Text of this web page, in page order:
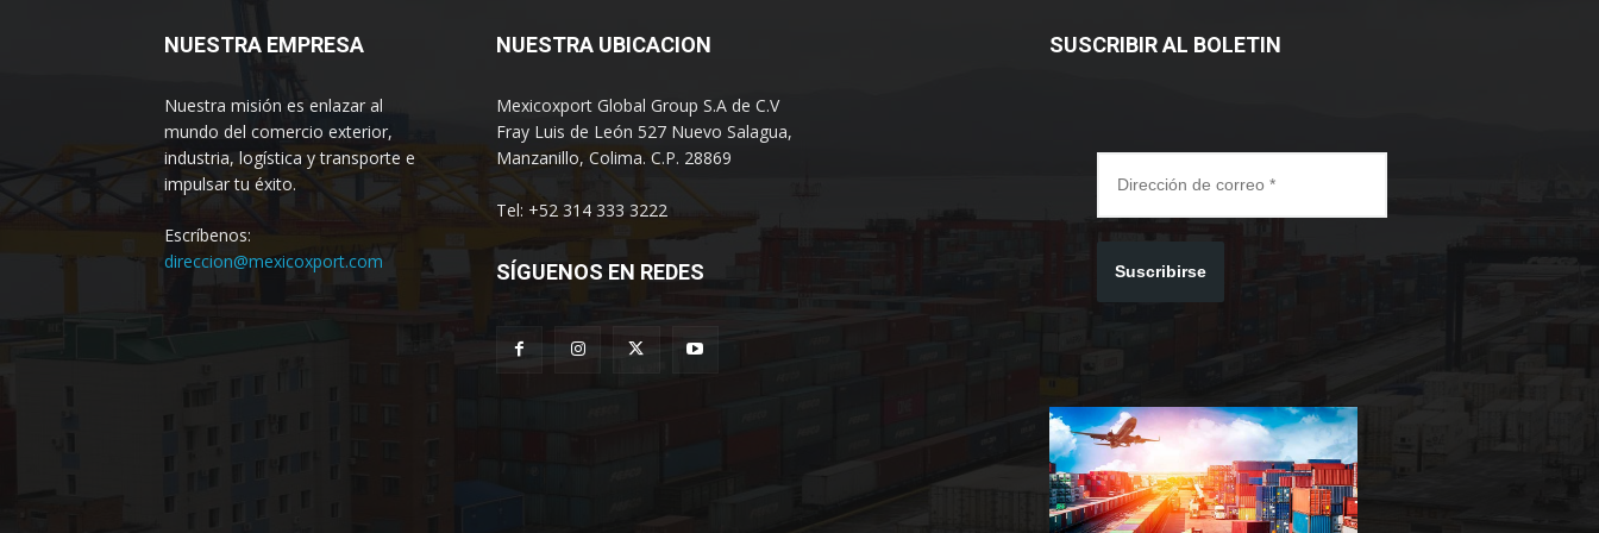
NUESTRA EMPRESA
Nuestra misión es enlazar al
mundo del comercio exterior,
industria, logística y transporte e
impulsar tu éxito.
Escríbenos:
direccion@mexicoxport.com
NUESTRA UBICACION
Mexicoxport Global Group S.A de C.V
Fray Luis de León 527 Nuevo Salagua,
Manzanillo, Colima. C.P. 28869
Tel: +52 314 333 3222
SÍGUENOS EN REDES
SUSCRIBIR AL BOLETIN
Suscribirse